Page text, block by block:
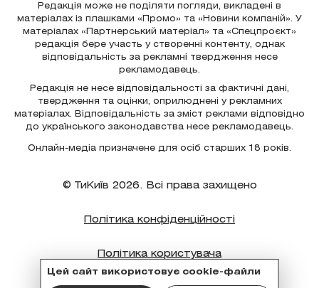
Цей сайт використовує cookie-файли
Редакція може не поділяти погляди, викладені в
матеріалах із плашками «Промо» та «Новини компаній». У
матеріалах «Партнерський матеріал» та «Спецпроєкт»
редакція бере участь у створенні контенту, однак
відповідальність за рекламні твердження несе
рекламодавець.
Редакція не несе відповідальності за фактичні дані,
твердження та оцінки, оприлюднені у рекламних
матеріалах. Відповідальність за зміст реклами відповідно
до українського законодавства несе рекламодавець.
Онлайн-медіа призначене для осіб старших 18 років.
© ТиКиїв 2026. Всі права захищено
Політика конфіденційності
Політика користувача